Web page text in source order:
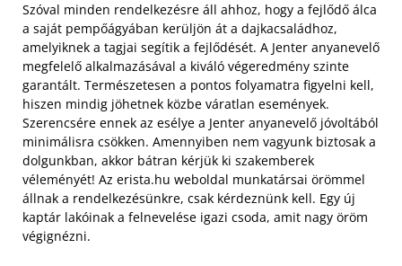
Szóval minden rendelkezésre áll ahhoz, hogy a fejlődő álca
a saját pempőágyában kerüljön át a dajkacsaládhoz,
amelyiknek a tagjai segítik a fejlődését. A Jenter anyanevelő
megfelelő alkalmazásával a kiváló végeredmény szinte
garantált. Természetesen a pontos folyamatra figyelni kell,
hiszen mindig jöhetnek közbe váratlan események.
Szerencsére ennek az esélye a Jenter anyanevelő jóvoltából
minimálisra csökken. Amennyiben nem vagyunk biztosak a
dolgunkban, akkor bátran kérjük ki szakemberek
véleményét! Az erista.hu weboldal munkatársai örömmel
állnak a rendelkezésünkre, csak kérdeznünk kell. Egy új
kaptár lakóinak a felnevelése igazi csoda, amit nagy öröm
végignézni.